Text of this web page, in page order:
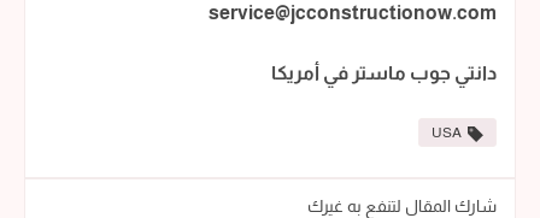
service@jcconstructionow.com
دانتي جوب ماستر في أمريكا
USA
شارك المقال لتنفع به غيرك